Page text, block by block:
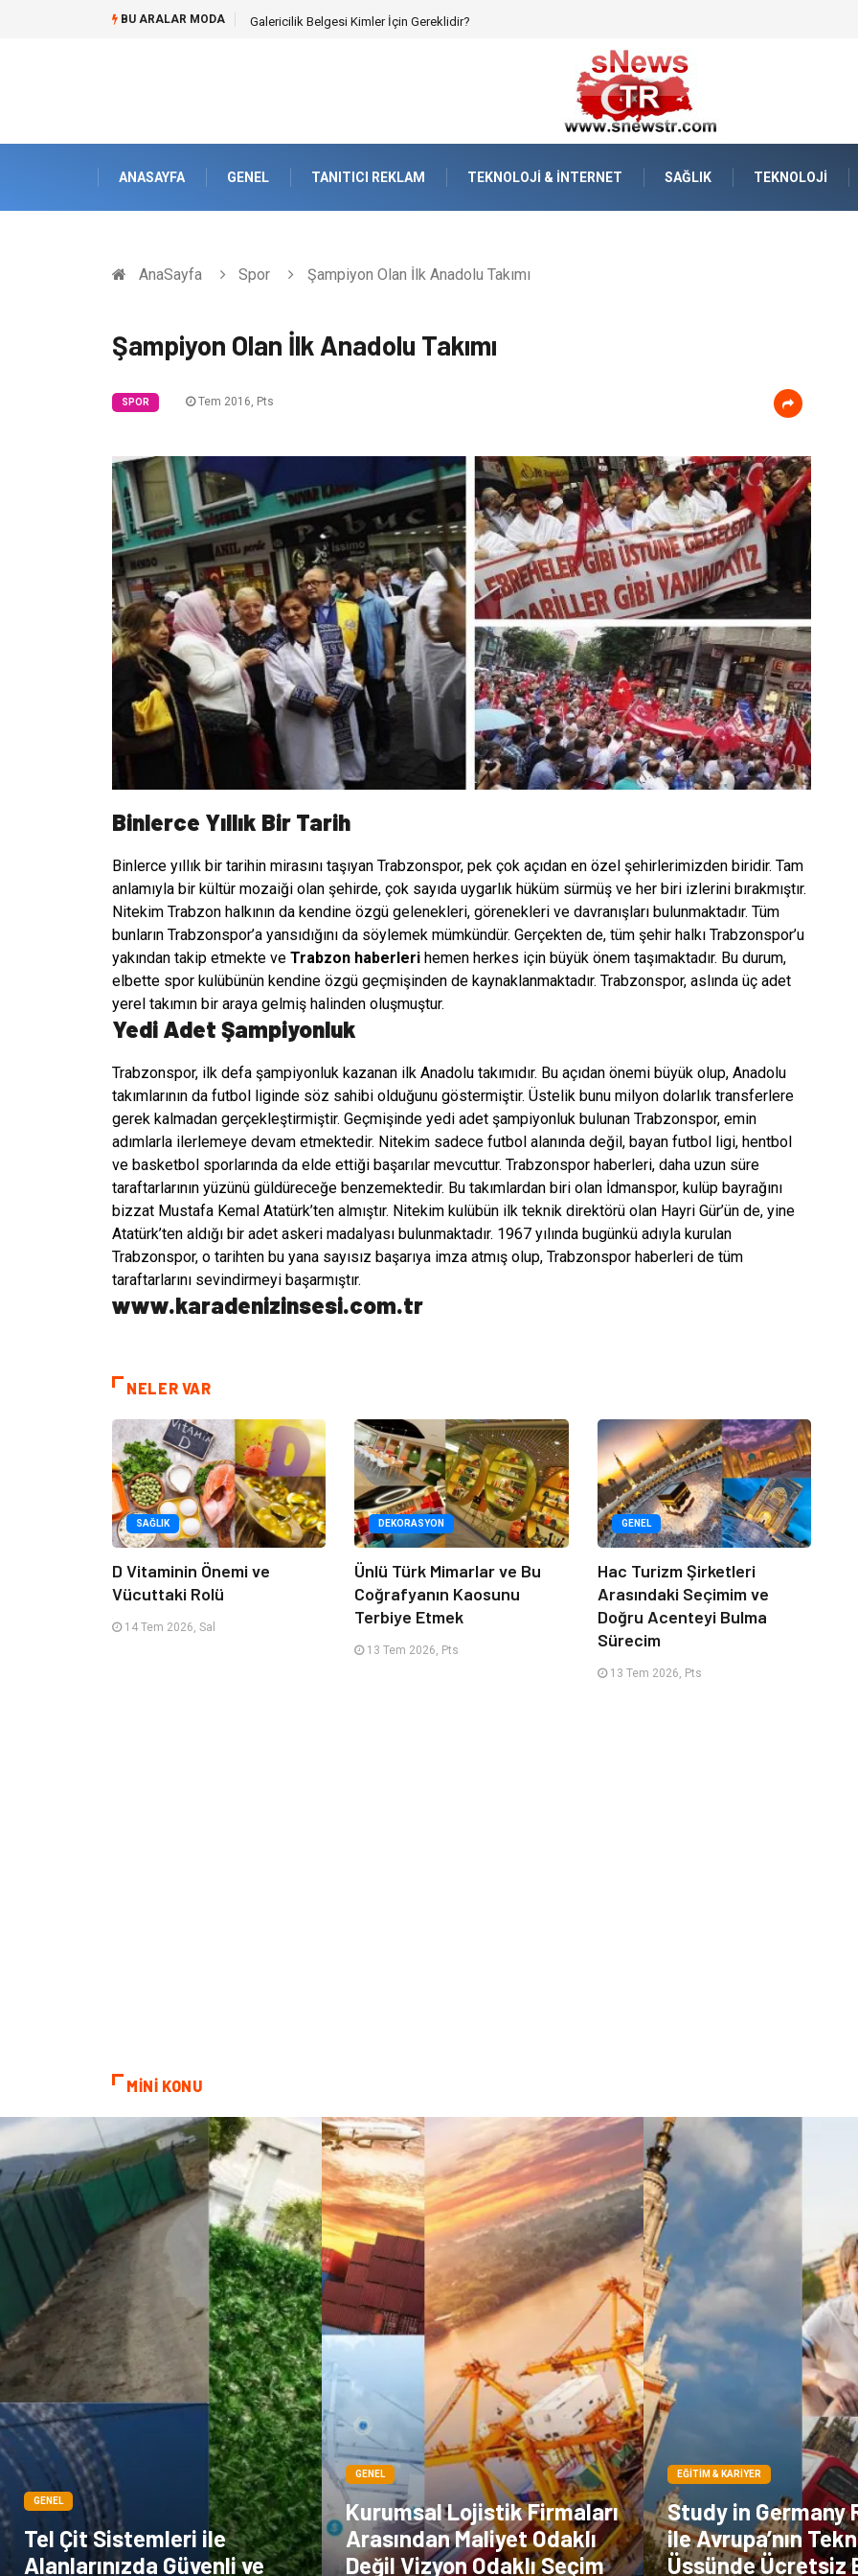
BU ARALAR MODA Doküman Yönetimi ile Kurumsal Hafızanın Dijitalleşmesi
ANASAYFA GENEL TANITICI REKLAM TEKNOLOJI & İNTERNET SAĞLIK TEKNOLOJI
AnaSayfa Spor Şampiyon Olan İlk Anadolu Takımı
Şampiyon Olan İlk Anadolu Takımı
SPOR Tem 2016, Pts
Binlerce Yıllık Bir Tarih
Binlerce yıllık bir tarihin mirasını taşıyan Trabzonspor, pek çok açıdan en özel şehirlerimizden biridir. Tam
anlamıyla bir kültür mozaiği olan şehirde, çok sayıda uygarlık hüküm sürmüş ve her biri izlerini bırakmıştır.
Nitekim Trabzon halkının da kendine özgü gelenekleri, görenekleri ve davranışları bulunmaktadır. Tüm
bunların Trabzonspor’a yansıdığını da söylemek mümkündür. Gerçekten de, tüm şehir halkı Trabzonspor’u
yakından takip etmekte ve Trabzon haberleri hemen herkes için büyük önem taşımaktadır. Bu durum,
elbette spor kulübünün kendine özgü geçmişinden de kaynaklanmaktadır. Trabzonspor, aslında üç adet
yerel takımın bir araya gelmiş halinden oluşmuştur.
Yedi Adet Şampiyonluk
Trabzonspor, ilk defa şampiyonluk kazanan ilk Anadolu takımıdır. Bu açıdan önemi büyük olup, Anadolu
takımlarının da futbol liginde söz sahibi olduğunu göstermiştir. Üstelik bunu milyon dolarlık transferlere
gerek kalmadan gerçekleştirmiştir. Geçmişinde yedi adet şampiyonluk bulunan Trabzonspor, emin
adımlarla ilerlemeye devam etmektedir. Nitekim sadece futbol alanında değil, bayan futbol ligi, hentbol
ve basketbol sporlarında da elde ettiği başarılar mevcuttur. Trabzonspor haberleri, daha uzun süre
taraftarlarının yüzünü güldüreceğe benzemektedir. Bu takımlardan biri olan İdmanspor, kulüp bayrağını
bizzat Mustafa Kemal Atatürk’ten almıştır. Nitekim kulübün ilk teknik direktörü olan Hayri Gür’ün de, yine
Atatürk’ten aldığı bir adet askeri madalyası bulunmaktadır. 1967 yılında bugünkü adıyla kurulan
Trabzonspor, o tarihten bu yana sayısız başarıya imza atmış olup, Trabzonspor haberleri de tüm
taraftarlarını sevindirmeyi başarmıştır.
www.karadenizinsesi.com.tr
NELER VAR
SAĞLIK
D Vitaminin Önemi ve
Vücuttaki Rolü
14 Tem 2026, Sal
DEKORASYON
Ünlü Türk Mimarlar ve Bu
Coğrafyanın Kaosunu
Terbiye Etmek
13 Tem 2026, Pts
GENEL
Hac Turizm Şirketleri
Arasındaki Seçimim ve
Doğru Acenteyi Bulma
Sürecim
13 Tem 2026, Pts
MİNİ KONU
GENEL
Tel Çit Sistemleri ile
Alanlarınızda Güvenli ve
GENEL
Kurumsal Lojistik Firmaları
Arasından Maliyet Odaklı
Değil Vizyon Odaklı Seçim
EĞITIM & KARIYER
Study in Germany
ile Avrupa’nın
Üssünde Ücretsiz